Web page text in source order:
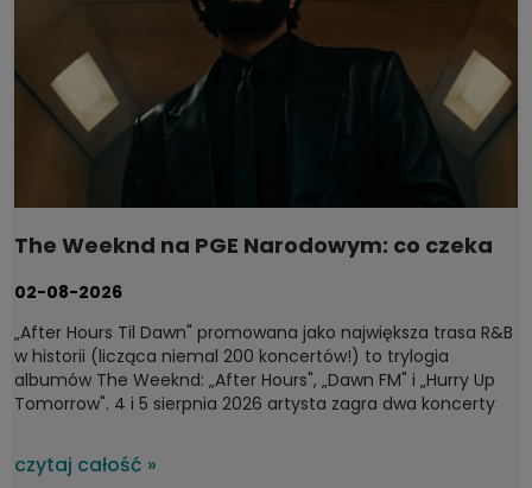
The Weeknd na PGE Narodowym: co czeka
02-08-2026
„After Hours Til Dawn" promowana jako największa trasa R&B
w historii (licząca niemal 200 koncertów!) to trylogia
albumów The Weeknd: „After Hours", „Dawn FM" i „Hurry Up
Tomorrow". 4 i 5 sierpnia 2026 artysta zagra dwa koncerty
Sztokholmu, Londynu, Dublina i Madrytu. Wyprzedane bilety
jedynie potwierdzają, że pochodzący z Kanady Abel Tesfaye
czytaj całość »